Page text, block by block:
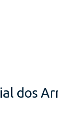
dos